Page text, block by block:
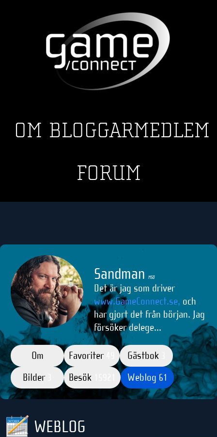
OM BLOGGARMEDLEM
FORUM
Sandman M50
Det är jag som driver
www.GameConnect.se, och
har gjort det från början. Jag
försöker delege...
Om Favoriter Gästbok
Bilder Besök Weblog 61
WEBLOG